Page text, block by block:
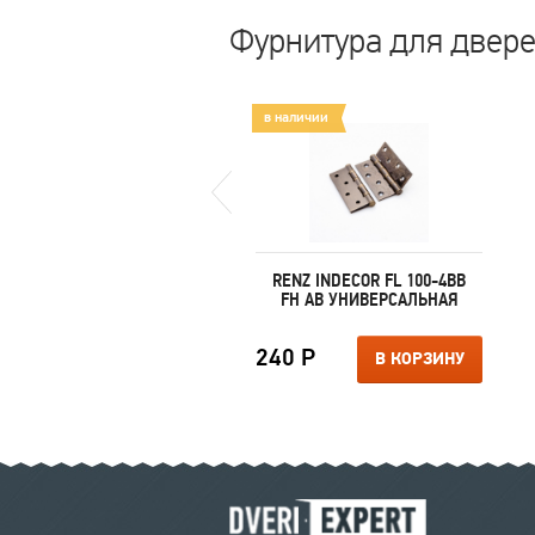
Фурнитура для
в наличии
RENZ INDECOR FL 100-4BB
FH AB УНИВЕРСАЛЬНАЯ
240 Р В КОРЗИНУ